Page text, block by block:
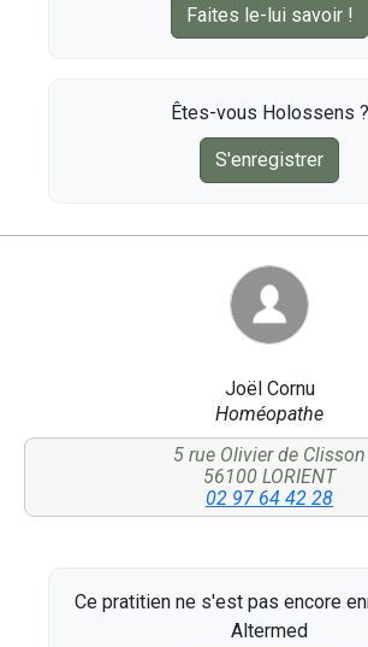
Faites le-lui savoir !
Êtes-vous Holossens ?
S'enregistrer
Joël Cornu
Homéopathe
5 rue Olivier de Clisson
56100 LORIENT
02 97 64 42 28
Ce pratitien ne s'est pas encore
Altermed